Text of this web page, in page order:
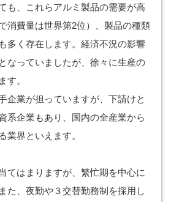
も、これらアルミ製品の需要が高
消費量は世界第2位）、製品の種類
多く存在します。経済不況の影響
なっていましたが、徐々に生産の
す。
企業が担っていますが、下請けと
系企業もあり、国内の全産業から
業界といえます。
てはまりますが、繁忙期を中心に
た、夜勤や３交替勤務制を採用し